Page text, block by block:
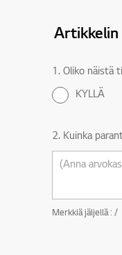
Artikkelin
1. Oliko näistä
KYLLÄ
2. Kuinka
Merkkiä jäljellä : /